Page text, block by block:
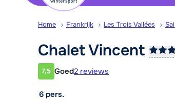
Home Frankrijk Les Trois Vallées
ChaletVincent
Klantwaardering
7,5 Goed2 reviews
6 pers.